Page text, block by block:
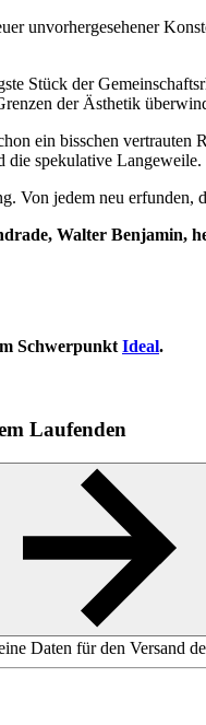
unvorhergesehener
Stück der
der Ästhetik
ein bisschen vertrauten
die spekulative Langeweile.
Von jedem neu erfunden,
­Walter
Schwerpunkt Ideal.
Laufenden
Daten für den Versand